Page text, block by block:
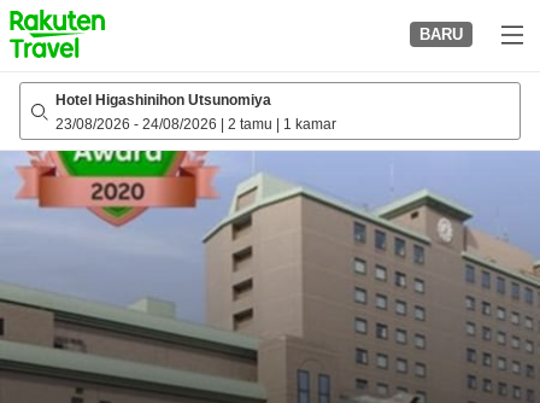
to
top
page
BARU
Hotel Higashinihon Utsunomiya
23/08/2026 - 24/08/2026 2 tamu 1 kamar